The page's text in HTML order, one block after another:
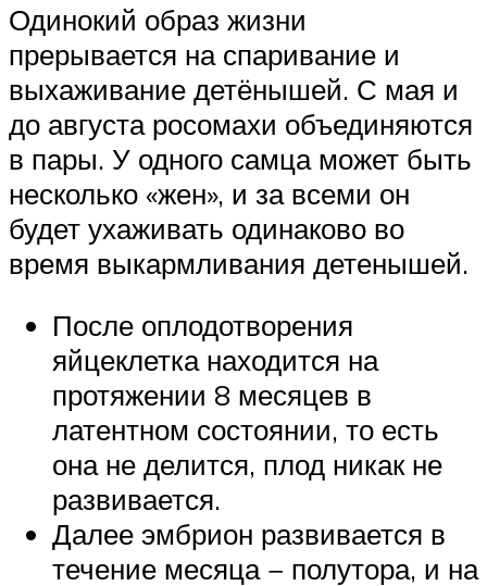
Одинокий образ жизни
прерывается на спаривание и
выхаживание детёнышей. С мая и
до августа росомахи объединяются
в пары. У одного самца может быть
несколько «жен», и за всеми он
будет ухаживать одинаково во
время выкармливания детенышей.
После оплодотворения
яйцеклетка находится на
протяжении 8 месяцев в
латентном состоянии, то есть
она не делится, плод никак не
развивается.
Далее эмбрион развивается в
течение месяца − полутора, и на